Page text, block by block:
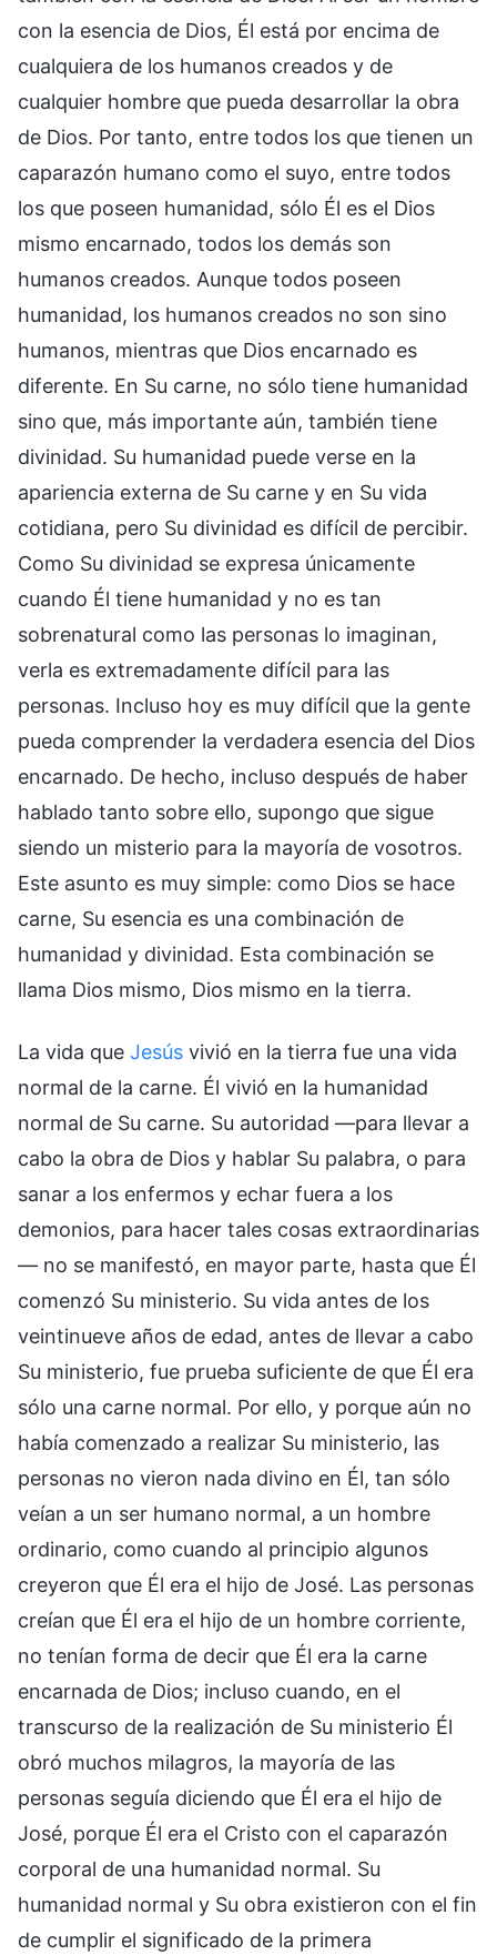
con la esencia de Dios, Él está por encima de
cualquiera de los humanos creados y de
cualquier hombre que pueda desarrollar la obra
de Dios. Por tanto, entre todos los que tienen un
caparazón humano como el suyo, entre todos
los que poseen humanidad, sólo Él es el Dios
mismo encarnado, todos los demás son
humanos creados. Aunque todos poseen
humanidad, los humanos creados no son sino
humanos, mientras que Dios encarnado es
diferente. En Su carne, no sólo tiene humanidad
sino que, más importante aún, también tiene
divinidad. Su humanidad puede verse en la
apariencia externa de Su carne y en Su vida
cotidiana, pero Su divinidad es difícil de percibir.
Como Su divinidad se expresa únicamente
cuando Él tiene humanidad y no es tan
sobrenatural como las personas lo imaginan,
verla es extremadamente difícil para las
personas. Incluso hoy es muy difícil que la gente
pueda comprender la verdadera esencia del Dios
encarnado. De hecho, incluso después de haber
hablado tanto sobre ello, supongo que sigue
siendo un misterio para la mayoría de vosotros.
Este asunto es muy simple: como Dios se hace
carne, Su esencia es una combinación de
humanidad y divinidad. Esta combinación se
llama Dios mismo, Dios mismo en la tierra.
La vida que Jesús vivió en la tierra fue una vida
normal de la carne. Él vivió en la humanidad
normal de Su carne. Su autoridad —para llevar a
cabo la obra de Dios y hablar Su palabra, o para
sanar a los enfermos y echar fuera a los
demonios, para hacer tales cosas extraordinarias
— no se manifestó, en mayor parte, hasta que Él
comenzó Su ministerio. Su vida antes de los
veintinueve años de edad, antes de llevar a cabo
Su ministerio, fue prueba suficiente de que Él era
sólo una carne normal. Por ello, y porque aún no
había comenzado a realizar Su ministerio, las
personas no vieron nada divino en Él, tan sólo
veían a un ser humano normal, a un hombre
ordinario, como cuando al principio algunos
creyeron que Él era el hijo de José. Las personas
creían que Él era el hijo de un hombre corriente,
no tenían forma de decir que Él era la carne
encarnada de Dios; incluso cuando, en el
transcurso de la realización de Su ministerio Él
obró muchos milagros, la mayoría de las
personas seguía diciendo que Él era el hijo de
José, porque Él era el Cristo con el caparazón
corporal de una humanidad normal. Su
humanidad normal y Su obra existieron con el fin
de cumplir el significado de la primera